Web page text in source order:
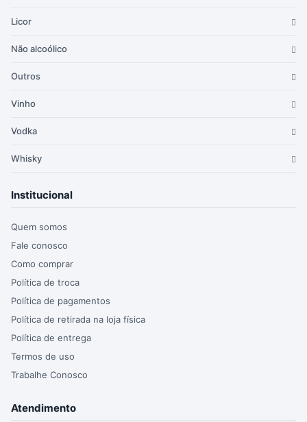
Licor
Não alcoólico
Outros
Vinho
Vodka
Whisky
Institucional
Quem somos
Fale conosco
Como comprar
Política de troca
Política de pagamentos
Política de retirada na loja física
Política de entrega
Termos de uso
Trabalhe Conosco
Atendimento